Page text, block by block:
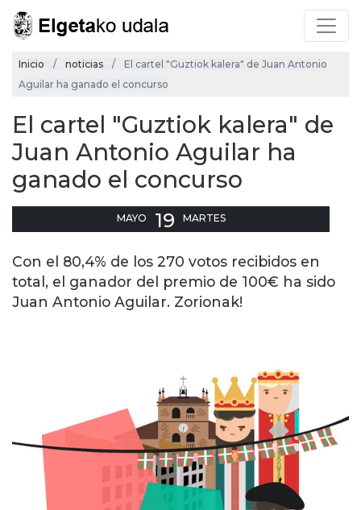
Inicio noticias
El cartel "Guztiok kalera" de Juan Antonio
Aguilar ha ganado el concurso
El cartel "Guztiok kalera" de
Juan Antonio Aguilar ha
ganado el concurso
MAYO 19 MARTES
Con el 80,4% de los 270 votos recibidos en
total, el ganador del premio de 100€ ha sido
Juan Antonio Aguilar. Zorionak!